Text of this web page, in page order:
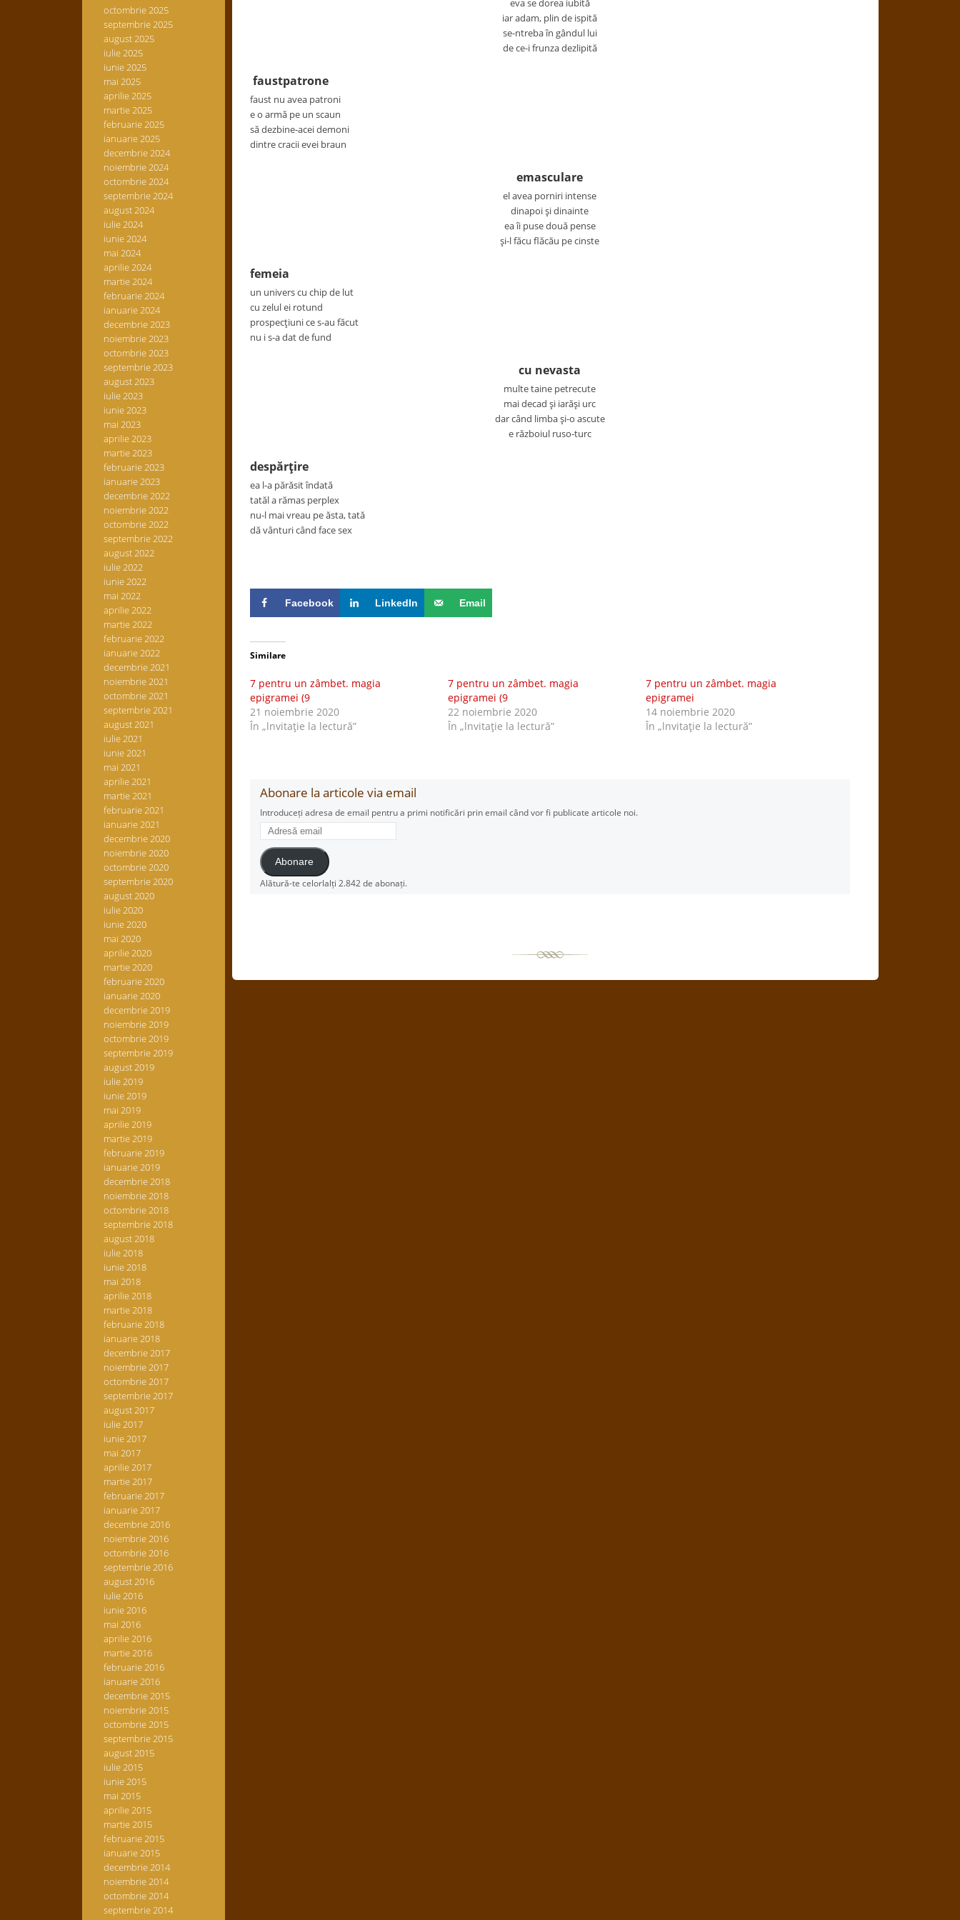
octombrie 2025
septembrie 2025
august 2025
iulie 2025
iunie 2025
mai 2025
aprilie 2025
martie 2025
februarie 2025
ianuarie 2025
decembrie 2024
noiembrie 2024
octombrie 2024
septembrie 2024
august 2024
iulie 2024
iunie 2024
mai 2024
aprilie 2024
martie 2024
februarie 2024
ianuarie 2024
decembrie 2023
noiembrie 2023
octombrie 2023
septembrie 2023
august 2023
iulie 2023
iunie 2023
mai 2023
aprilie 2023
martie 2023
februarie 2023
ianuarie 2023
decembrie 2022
noiembrie 2022
octombrie 2022
septembrie 2022
august 2022
iulie 2022
iunie 2022
mai 2022
aprilie 2022
martie 2022
februarie 2022
ianuarie 2022
decembrie 2021
noiembrie 2021
octombrie 2021
septembrie 2021
august 2021
iulie 2021
iunie 2021
mai 2021
aprilie 2021
martie 2021
februarie 2021
ianuarie 2021
decembrie 2020
noiembrie 2020
octombrie 2020
septembrie 2020
august 2020
iulie 2020
iunie 2020
mai 2020
aprilie 2020
martie 2020
februarie 2020
ianuarie 2020
decembrie 2019
noiembrie 2019
octombrie 2019
septembrie 2019
august 2019
iulie 2019
iunie 2019
mai 2019
aprilie 2019
martie 2019
februarie 2019
ianuarie 2019
decembrie 2018
noiembrie 2018
octombrie 2018
septembrie 2018
august 2018
iulie 2018
iunie 2018
mai 2018
aprilie 2018
martie 2018
februarie 2018
ianuarie 2018
decembrie 2017
noiembrie 2017
octombrie 2017
septembrie 2017
august 2017
iulie 2017
iunie 2017
mai 2017
aprilie 2017
martie 2017
februarie 2017
ianuarie 2017
decembrie 2016
noiembrie 2016
octombrie 2016
septembrie 2016
august 2016
iulie 2016
iunie 2016
mai 2016
aprilie 2016
martie 2016
februarie 2016
ianuarie 2016
decembrie 2015
noiembrie 2015
octombrie 2015
septembrie 2015
august 2015
iulie 2015
iunie 2015
mai 2015
aprilie 2015
martie 2015
februarie 2015
ianuarie 2015
decembrie 2014
noiembrie 2014
octombrie 2014
septembrie 2014
eva se dorea iubită
iar adam, plin de ispită
se-ntreba în gândul lui
de ce-i frunza dezlipită
faustpatrone
faust nu avea patroni
e o armă pe un scaun
să dezbine-acei demoni
dintre cracii evei braun
emasculare
el avea porniri intense
dinapoi şi dinainte
ea îi puse două pense
şi-l făcu flăcău pe cinste
femeia
un univers cu chip de lut
cu zelul ei rotund
prospecţiuni ce s-au făcut
nu i s-a dat de fund
cu nevasta
multe taine petrecute
mai decad şi iarăşi urc
dar când limba şi-o ascute
e războiul ruso-turc
despărţire
ea l-a părăsit îndată
tatăl a rămas perplex
nu-l mai vreau pe ăsta, tată
dă vânturi când face sex
Facebook LinkedIn Email
Similare
7 pentru un zâmbet. magia
epigramei (9
21 noiembrie 2020
În „lnvitaţie la lectură”
7 pentru un zâmbet. magia
epigramei (9
22 noiembrie 2020
În „lnvitaţie la lectură”
7 pentru un zâmbet. magia
epigramei
14 noiembrie 2020
În „lnvitaţie la lectură”
Abonare la articole via email
Introduceți adresa de email pentru a primi notificări prin email când vor fi publicate articole noi.
Adresă
email
Abonare
Alătură-te celorlalți 2.842 de abonați.